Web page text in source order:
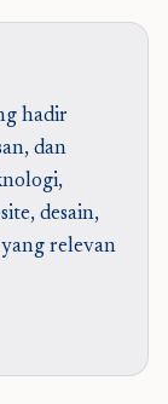
hadir
dan
desain,
relevan